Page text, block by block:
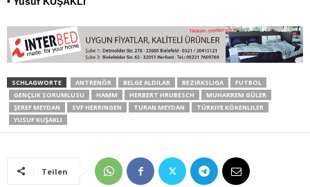
SCHLAGWORTE ANTRENÖR BELGE ALDILAR BEZIRKSLIGA
FUTBOL
GENÇLIK SORUMLUSU
HAMM HERBERT HRUBESCH
MUHARREM GÜLER
ŞEREF MEYDAN
SVF HERRINGEN TURAN MEYDAN
TÜRKIYE KÖKENLILER
YUSUF KUŞAKLI
Teilen